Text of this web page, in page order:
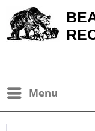
Menu